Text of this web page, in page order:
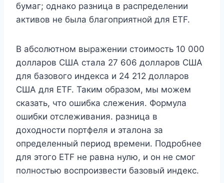
бумаг; однако разница в распределении
активов не была благоприятной для ETF.
В абсолютном выражении стоимость 10 000
долларов США стала 27 606 долларов США
для базового индекса и 24 212 долларов
США для ETF. Таким образом, мы можем
сказать, что ошибка слежения. Формула
ошибки отслеживания. разница в
доходности портфеля и эталона за
определенный период времени. Подробнее
для этого ETF не равна нулю, и он не смог
полностью воспроизвести базовый индекс.